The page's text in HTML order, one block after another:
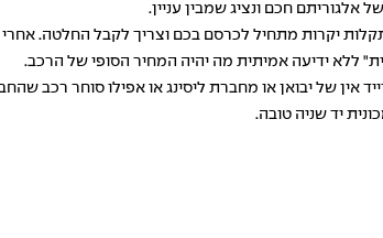
חכם ונציג שמבין עניין.
יקרות מתחיל לכרסם בכם וצריך לקבל החלטה.
ללא ידיעה אמיתית מה יהיה המחיר הסופי של הרכב.
של יבואן או מחברת ליסינג או אפילו סוחר רכב
יד שניה טובה.